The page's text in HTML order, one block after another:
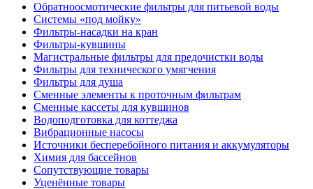
Обратноосмотические фильтры для питьевой воды
Системы «под мойку»
Фильтры-насадки на кран
Фильтры-кувшины
Магистральные фильтры для предочистки воды
Фильтры для технического умягчения
Фильтры для душа
Сменные элементы к проточным фильтрам
Сменные кассеты для кувшинов
Водоподготовка для коттеджа
Вибрационные насосы
Источники бесперебойного питания и аккумуляторы
Химия для бассейнов
Сопутствующие товары
Уценённые товары